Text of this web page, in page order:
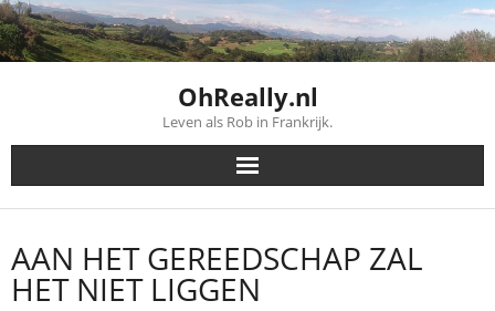
Skip
to
content
OhReally.nl
Leven als Rob in Frankrijk.
AAN HET GEREEDSCHAP ZAL
HET NIET LIGGEN